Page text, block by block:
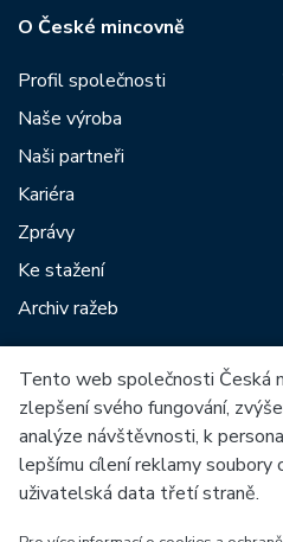
O České mincovně
Profil společnosti
Naše výroba
Naši partneři
Kariéra
Zprávy
Ke stažení
Archiv ražeb
Mezi naše partnery patří:
Tento web společnosti Česká
zlepšení svého fungování,
analýze návštěvnosti, k
lepšímu cílení reklamy soubory
uživatelská data třetí straně.